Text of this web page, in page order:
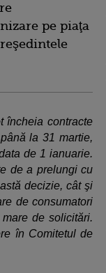
pe piaţa
încheia contracte
la 31 martie,
de 1 ianuarie.
de a prelungi cu
decizie, cât şi
de consumatori
de solicitări.
în Comitetul de